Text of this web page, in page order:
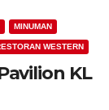
MINUMAN
WESTERN
KL